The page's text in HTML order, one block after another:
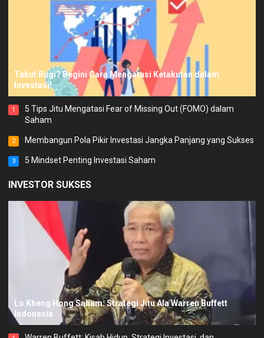
Takut Rugi? Begini Cara Mengatasi Ketakutan dalam
Investasi!
1
5 Tips Jitu Mengatasi Fear of Missing Out (FOMO) dalam
Saham
2 Membangun Pola Pikir Investasi Jangka Panjang yang Sukses
3 5 Mindset Penting Investasi Saham
INVESTOR SUKSES
Lo Kheng Hong Saham: Strategi Jitu Ala Warren Buffett
Indonesia